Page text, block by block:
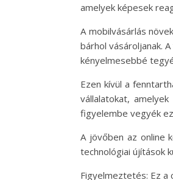
amelyek képesek
A mobilvásárlás
bárhol vásároljanak.
kényelmesebbé
Ezen kívül a
vállalatokat,
figyelembe vegyék
A jövőben az online
technológiai újítások
Figyelmeztetés: Ez a